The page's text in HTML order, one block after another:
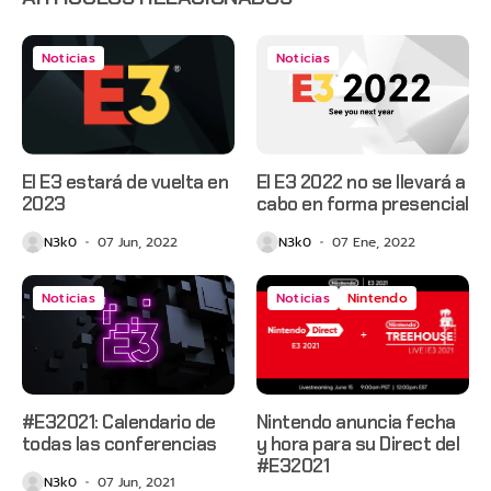
Noticias
El E3 estará de vuelta en
2023
N3k0 07 Jun, 2022
Noticias
El E3 2022 no se llevará a
cabo en forma presencial
N3k0 07 Ene, 2022
Noticias
#E32021: Calendario de
todas las conferencias
N3k0 07 Jun, 2021
Noticias Nintendo
Nintendo anuncia fecha
y hora para su Direct del
#E32021